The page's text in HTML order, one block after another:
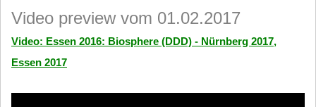
Video preview vom 01.02.2017
Video: Essen 2016: Biosphere (DDD) - Nürnberg 2017,
Essen 2017